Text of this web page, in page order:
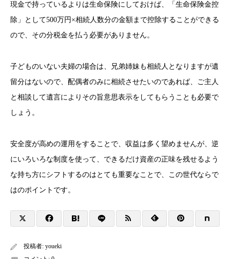
現金で持っているよりは生命保険にしておけば、「生命保険金控
除」として500万円×相続人数分の金額まで控除することができる
ので、その分税金を払う必要がありません。
子どものいない夫婦の場合は、兄弟姉妹も相続人となりますが遺
留分はないので、配偶者のみに相続させたいのであれば、ご主人
と相談して遺言によりその旨意思表示をしてもらうことも必要で
しょう。
安全度が高めの運用をすることで、収益は多く望めませんが、逆
にいろいろな制度を使って、できるだけ資産の正味を残せるよう
な持ち方にシフトするのはとても重要なことで、この世代ならで
はのポイントです。
投稿者: youeki